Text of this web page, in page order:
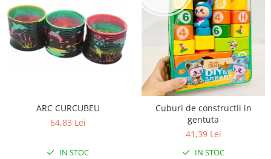
ARC CURCUBEU
64,83 Lei
IN STOC
Cuburi de constructii in
gentuta
41,39 Lei
IN STOC